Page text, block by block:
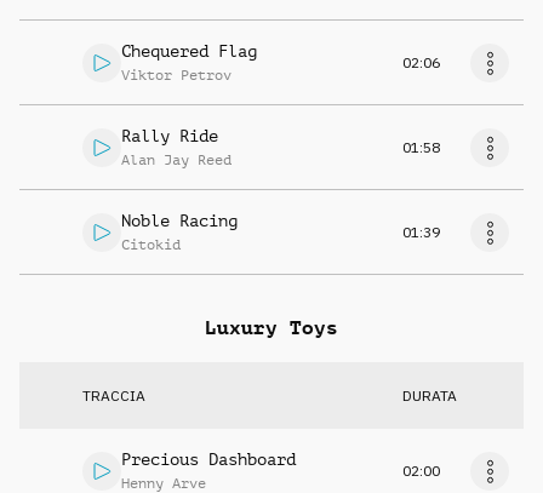
Chequered Flag
Viktor Petrov
02:06
Rally Ride
Alan Jay Reed
01:58
Noble Racing
Citokid
01:39
Luxury Toys
TRACCIA DURATA
Precious Dashboard
Henny Arve
02:00